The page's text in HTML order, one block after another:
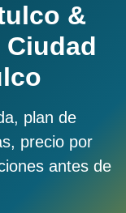
&
Ciudad
plan de
precio por
antes de